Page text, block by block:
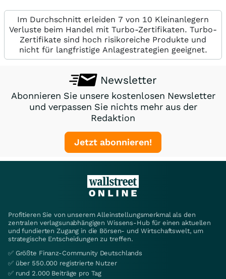
Im Durchschnitt erleiden 7 von 10 Kleinanlegern
Verluste beim Handel mit Turbo-Zertifikaten. Turbo-
Zertifikate sind hoch risikoreiche Produkte und
nicht für langfristige Anlagestrategien geeignet.
Newsletter
Abonnieren Sie unsere kostenlosen Newsletter
und verpassen Sie nichts mehr aus der
Redaktion
Jetzt abonnieren!
Profitieren Sie von unserem Alleinstellungsmerkmal als den
zentralen verlagsunabhängigen Wissens-Hub für einen aktuellen
und fundierten Zugang in die Börsen- und Wirtschaftswelt, um
strategische Entscheidungen zu treffen.
✅ Größte Finanz-Community Deutschlands
✅ über 550.000 registrierte Nutzer
✅ rund 2.000 Beiträge pro Tag